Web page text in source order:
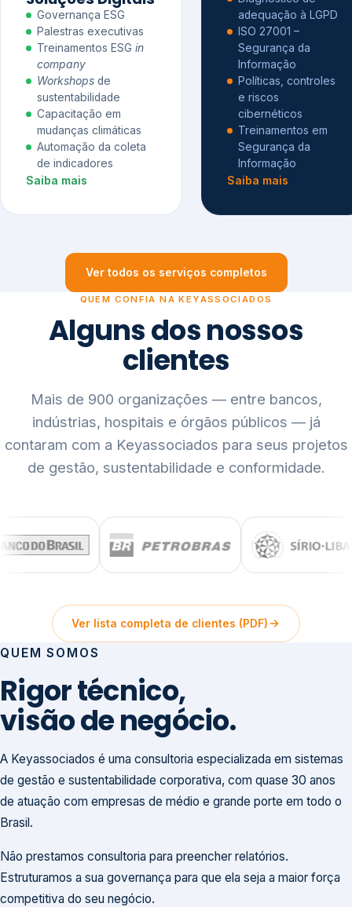
Governança ESG
Palestras executivas
Treinamentos ESG in
company
Workshops de
sustentabilidade
Capacitação em
mudanças climáticas
Automação da coleta
de indicadores
Saiba mais
adequação à LGPD
ISO 27001 –
Segurança da
Informação
Políticas, controles
e riscos
cibernéticos
Treinamentos em
Segurança da
Informação
Saiba mais
Ver todos os serviços completos
QUEM CONFIA NA KEYASSOCIADOS
Alguns dos nossos
clientes
Mais de 900 organizações — entre bancos,
indústrias, hospitais e órgãos públicos — já
contaram com a Keyassociados para seus projetos
de gestão, sustentabilidade e conformidade.
Ver lista completa de clientes (PDF)
QUEM SOMOS
Rigor técnico,
visão de negócio.
A Keyassociados é uma consultoria especializada em sistemas
de gestão e sustentabilidade corporativa, com quase 30 anos
de atuação com empresas de médio e grande porte em todo o
Brasil.
Não prestamos consultoria para preencher relatórios.
Estruturamos a sua governança para que ela seja a maior força
competitiva do seu negócio.